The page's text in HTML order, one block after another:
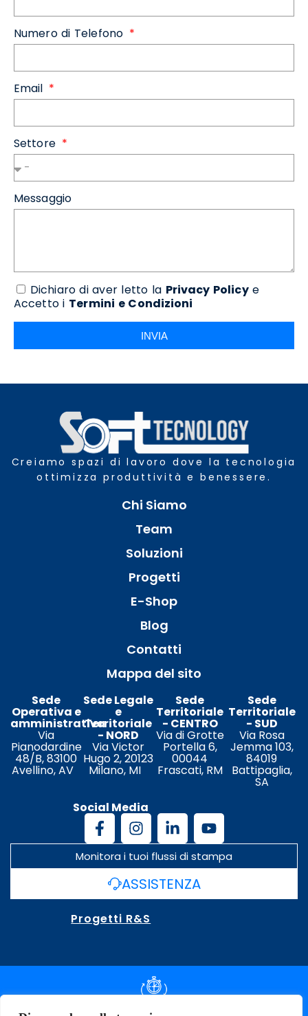
Numero di Telefono
Email
Settore
Messaggio
Dichiaro di aver letto la Privacy Policye
Accetto i Termini e Condizioni
INVIA
Creiamo spazi di lavoro dove la tecnologia
ottimizza produttività e benessere.
Chi Siamo
Team
Soluzioni
Progetti
E-Shop
Blog
Contatti
Mappa del sito
Sede
Operativa e
amministrativa
Via
Pianodardine
48/B, 83100
Avellino, AV
Sede Legale
e
Territoriale
- NORD
Via Victor
Hugo 2, 20123
Milano, MI
Sede
Territoriale
- CENTRO
Via di Grotte
Portella 6,
00044
Frascati, RM
Sede
Territoriale
- SUD
Via Rosa
Jemma 103,
84019
Battipaglia,
SA
Social Media
Monitora i tuoi flussi di stampa
ASSISTENZA
Progetti R&S
DOCUMENTAZIONE SLA